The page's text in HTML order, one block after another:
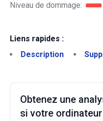
Niveau de dommage:
Liens rapides :
Description
Obtenez une
si votre